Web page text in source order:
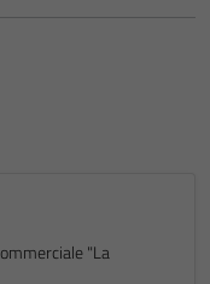
"La